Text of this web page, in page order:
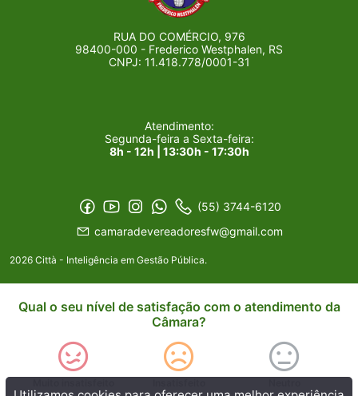
RUA DO COMÉRCIO, 976
98400-000 - Frederico Westphalen, RS
CNPJ: 11.418.778/0001-31
Atendimento:
Segunda-feira a Sexta-feira:
8h - 12h | 13:30h - 17:30h
(55) 3744-6120
camaradevereadoresfw@gmail.com
2026 Città - Inteligência em Gestão Pública.
Qual o seu nível de satisfação com o atendimento da
Câmara?